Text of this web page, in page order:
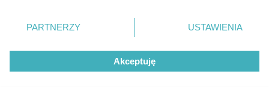
zmienić/wycofać klikając przycisk ustawień prywatności
znajdujący się w lewym dolnym rogu strony
rodzaje przetwarzania danych nie wymagają zgody
użytkownika, ale masz prawo sprzeciwić się takiemu
przetwarzaniu. Preferencje będą miały zastosowanie tylko
PARTNERZY USTAWIENIA
Akceptuję